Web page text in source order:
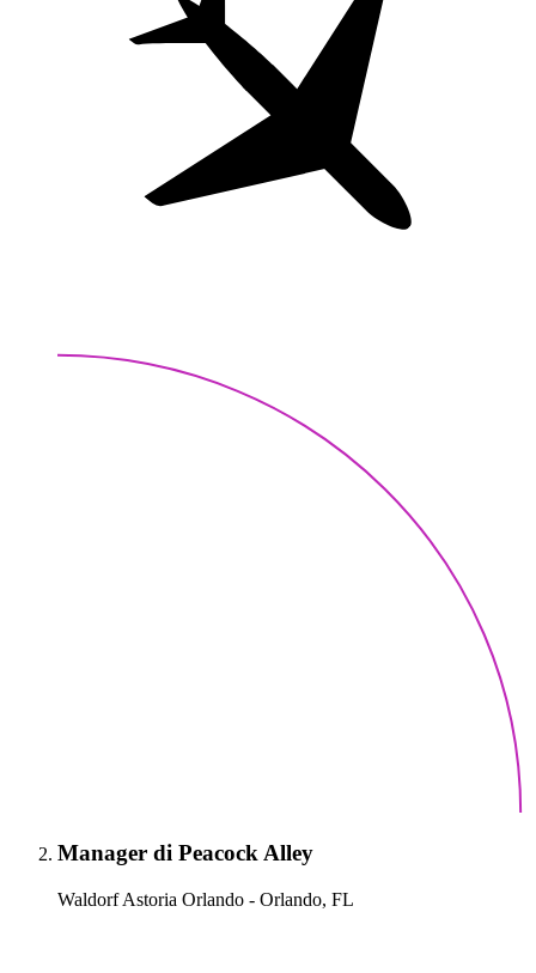
Manager di Peacock Alley
Waldorf Astoria Orlando - Orlando, FL